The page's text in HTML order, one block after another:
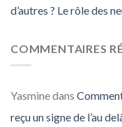
d’autres ? Le rôle des
COMMENTAIRES
Yasminedans
reçu un signe de l’au